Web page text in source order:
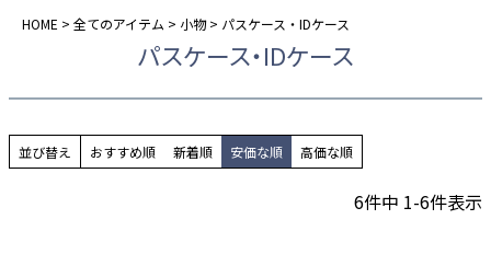
HOME 全てのアイテム 小物 パスケース・IDケース
パスケース・IDケース
並び替え おすすめ順 新着順 安価な順 高価な順
6件中 1-6件表示